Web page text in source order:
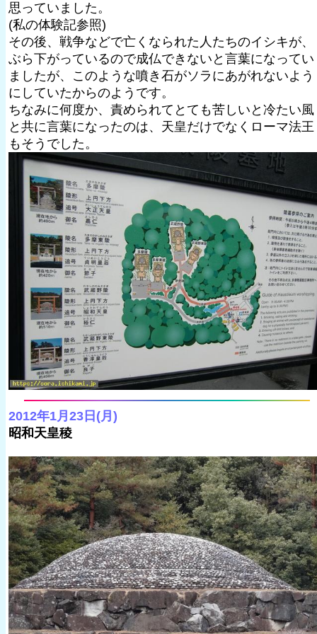
思っていました。
(私の体験記参照)
その後、戦争などで亡くなられた人たちのイシキが、
ぶら下がっているので成仏できないと言葉になってい
ましたが、このような噴き石がソラにあがれないよう
にしていたからのようです。
ちなみに何度か、責められてとても苦しいと冷たい風
と共に言葉になったのは、天皇だけでなくローマ法王
もそうでした。
2012年1月23日(月)
昭和天皇稜